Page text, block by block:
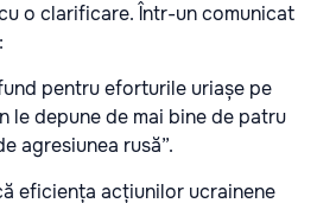
o clarificare. Într-un comunicat
pentru eforturile uriașe pe
le depune de mai bine de patru
agresiunea rusă”.
eficiența acțiunilor ucrainene